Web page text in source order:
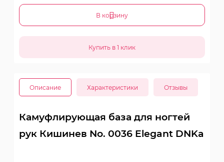
В корзину
Описание Характеристики Отзывы
Камуфлирующая база для ногтей
рук Кишинев No. 0036 Elegant DNKa